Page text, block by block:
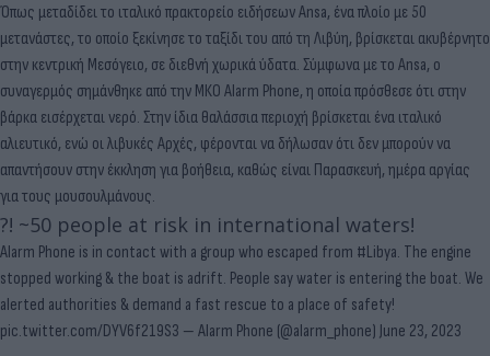
Όπως μεταδίδει το ιταλικό πρακτορείο ειδήσεων Ansa, ένα πλoίο με 50
μετανάστες, το οποίο ξεκίνησε το ταξίδι του από τη Λιβύη, βρίσκεται ακυβέρνητο
στην κεντρική Μεσόγειο, σε διεθνή χωρικά ύδατα. Σύμφωνα με το Ansa, ο
συναγερμός σημάνθηκε από την ΜΚΟ Alarm Phone, η οποία πρόσθεσε ότι στην
βάρκα εισέρχεται νερό. Στην ίδια θαλάσσια περιοχή βρίσκεται ένα ιταλικό
αλιευτικό, ενώ οι λιβυκές Αρχές, φέρονται να δήλωσαν ότι δεν μπορούν να
απαντήσουν στην έκκληση για βοήθεια, καθώς είναι Παρασκευή, ημέρα αργίας
για τους μουσουλμάνους.
?! ~50 people at risk in international waters!
Alarm Phone is in contact with a group who escaped from #Libya. The engine
stopped working & the boat is adrift. People say water is entering the boat. We
alerted authorities & demand a fast rescue to a place of safety!
pic.twitter.com/DYV6f219S3 — Alarm Phone (@alarm_phone) June 23, 2023